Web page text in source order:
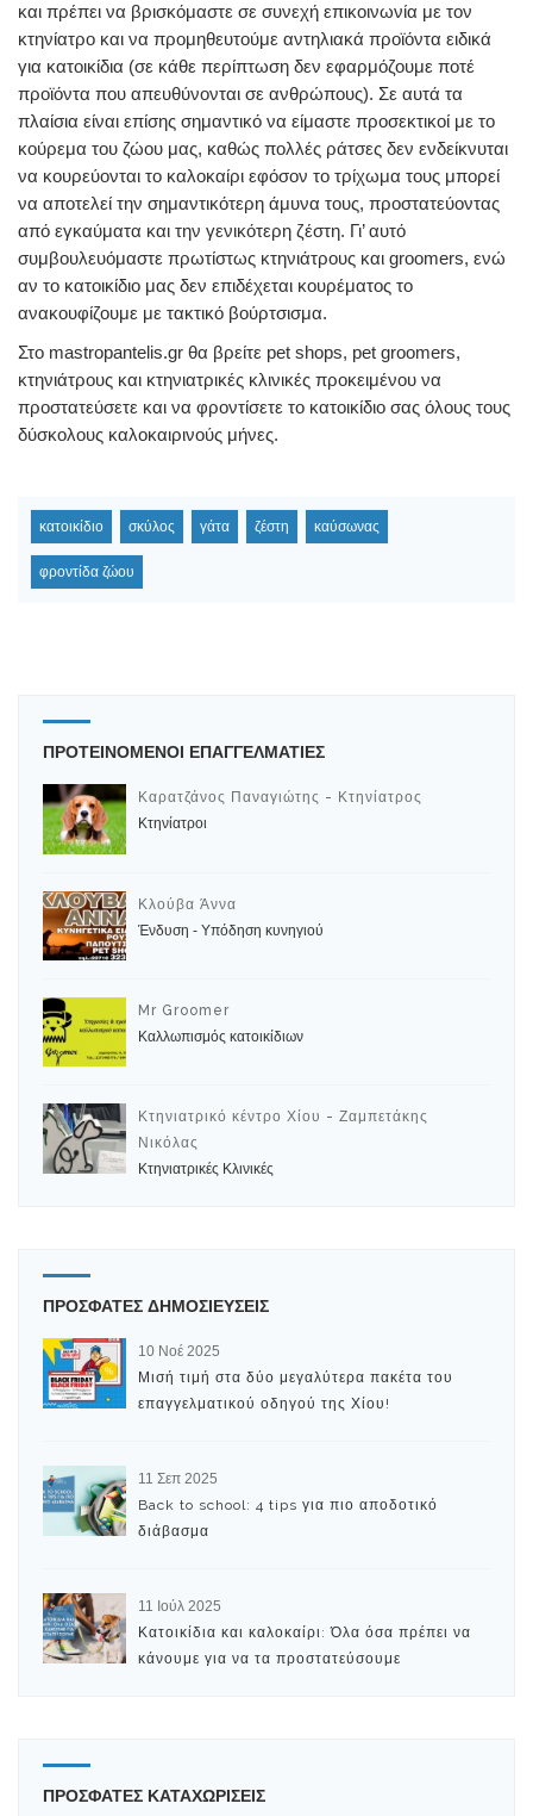
και πρέπει να βρισκόμαστε σε συνεχή επικοινωνία με τον
κτηνίατρο και να προμηθευτούμε αντηλιακά προϊόντα ειδικά
για κατοικίδια (σε κάθε περίπτωση δεν εφαρμόζουμε ποτέ
προϊόντα που απευθύνονται σε ανθρώπους). Σε αυτά τα
πλαίσια είναι επίσης σημαντικό να είμαστε προσεκτικοί με το
κούρεμα του ζώου μας, καθώς πολλές ράτσες δεν ενδείκνυται
να κουρεύονται το καλοκαίρι εφόσον το τρίχωμα τους μπορεί
να αποτελεί την σημαντικότερη άμυνα τους, προστατεύοντας
από εγκαύματα και την γενικότερη ζέστη. Γι’ αυτό
συμβουλευόμαστε πρωτίστως κτηνιάτρους και groomers, ενώ
αν το κατοικίδιο μας δεν επιδέχεται κουρέματος το
ανακουφίζουμε με τακτικό βούρτσισμα.
Στο mastropantelis.gr θα βρείτε pet shops, pet groomers,
κτηνιάτρους και κτηνιατρικές κλινικές προκειμένου να
προστατεύσετε και να φροντίσετε το κατοικίδιο σας όλους τους
δύσκολους καλοκαιρινούς μήνες.
κατοικίδιο σκύλος γάτα ζέστη καύσωνας
φροντίδα ζώου
ΠΡΟΤΕΙΝΟΜΕΝΟΙ ΕΠΑΓΓΕΛΜΑΤΙΕΣ
Καρατζάνος Παναγιώτης - Κτηνίατρος
Κτηνίατροι
Κλούβα Άννα
Ένδυση - Υπόδηση κυνηγιού
Mr Groomer
Καλλωπισμός κατοικίδιων
Κτηνιατρικό κέντρο Χίου - Ζαμπετάκης
Νικόλας
Κτηνιατρικές Κλινικές
ΠΡΟΣΦΑΤΕΣ ΔΗΜΟΣΙΕΥΣΕΙΣ
10 Νοέ 2025
Μισή τιμή στα δύο μεγαλύτερα πακέτα του
επαγγελματικού οδηγού της Χίου!
11 Σεπ 2025
Back to school: 4 tips για πιο αποδοτικό
διάβασμα
11 Ιούλ 2025
Κατοικίδια και καλοκαίρι: Όλα όσα πρέπει να
κάνουμε για να τα προστατεύσουμε
ΠΡΟΣΦΑΤΕΣ ΚΑΤΑΧΩΡΙΣΕΙΣ